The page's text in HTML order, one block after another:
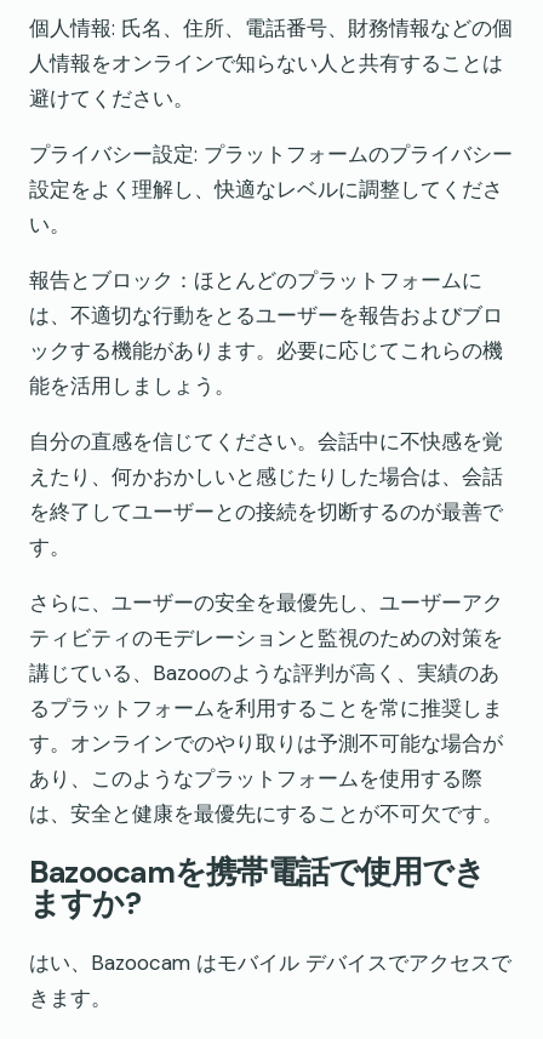
個人情報: 氏名、住所、電話番号、財務情報などの個
人情報をオンラインで知らない人と共有することは
避けてください。
プライバシー設定: プラットフォームのプライバシー
設定をよく理解し、快適なレベルに調整してくださ
い。
報告とブロック：ほとんどのプラットフォームに
は、不適切な行動をとるユーザーを報告およびブロ
ックする機能があります。必要に応じてこれらの機
能を活用しましょう。
自分の直感を信じてください。会話中に不快感を覚
えたり、何かおかしいと感じたりした場合は、会話
を終了してユーザーとの接続を切断するのが最善で
す。
さらに、ユーザーの安全を最優先し、ユーザーアク
ティビティのモデレーションと監視のための対策を
講じている、Bazooのような評判が高く、実績のあ
るプラットフォームを利用することを常に推奨しま
す。オンラインでのやり取りは予測不可能な場合が
あり、このようなプラットフォームを使用する際
は、安全と健康を最優先にすることが不可欠です。
Bazoocamを携帯電話で使用でき
ますか?
はい、Bazoocam はモバイル デバイスでアクセスで
きます。